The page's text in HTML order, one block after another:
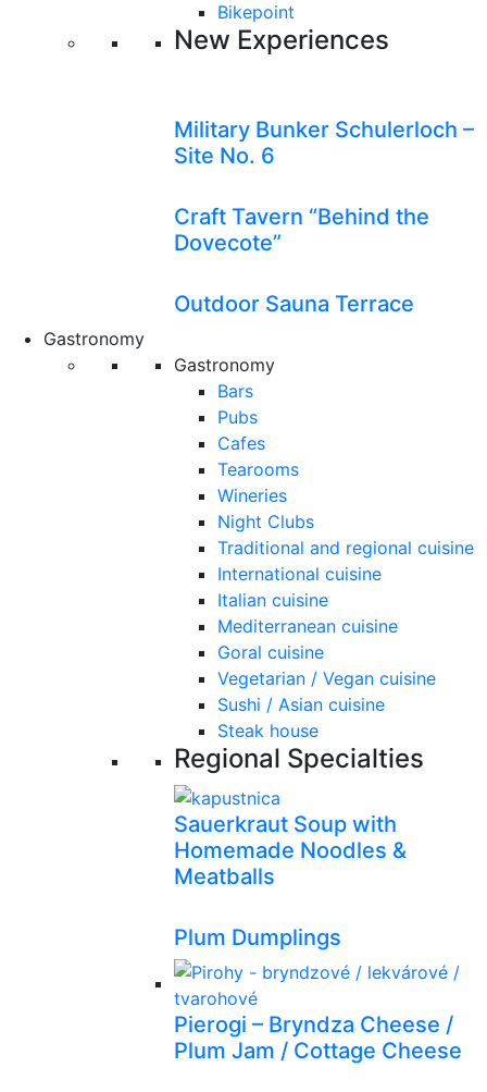
Bikepoint
New Experiences
Military Bunker Schulerloch –
Site No. 6
Craft Tavern “Behind the
Dovecote”
Outdoor Sauna Terrace
Gastronomy
Gastronomy
Bars
Pubs
Cafes
Tearooms
Wineries
Night Clubs
Traditional and regional cuisine
International cuisine
Italian cuisine
Mediterranean cuisine
Goral cuisine
Vegetarian / Vegan cuisine
Sushi / Asian cuisine
Steak house
Regional Specialties
Sauerkraut Soup with
Homemade Noodles &
Meatballs
Plum Dumplings
Pierogi – Bryndza Cheese /
Plum Jam / Cottage Cheese